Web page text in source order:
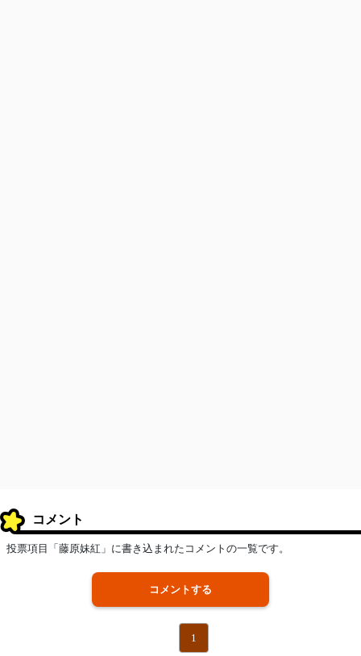
コメント
投票項目「藤原妹紅」に書き込まれたコメントの一覧です。
コメントする
1